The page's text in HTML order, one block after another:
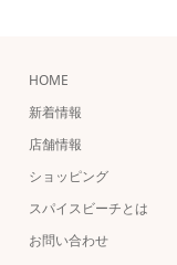
HOME
新着情報
店舗情報
ショッピング
スパイスビーチとは
お問い合わせ